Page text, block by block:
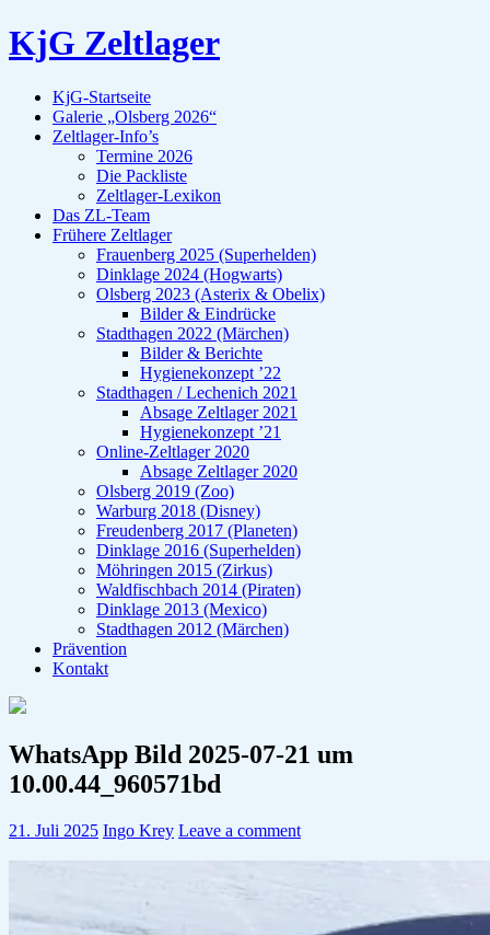
KjG Zeltlager
KjG-Startseite
Galerie „Olsberg 2026“
Zeltlager-Info’s
Termine 2026
Die Packliste
Zeltlager-Lexikon
Das ZL-Team
Frühere Zeltlager
Frauenberg 2025 (Superhelden)
Dinklage 2024 (Hogwarts)
Olsberg 2023 (Asterix & Obelix)
Bilder & Eindrücke
Stadthagen 2022 (Märchen)
Bilder & Berichte
Hygienekonzept ’22
Stadthagen / Lechenich 2021
Absage Zeltlager 2021
Hygienekonzept ’21
Online-Zeltlager 2020
Absage Zeltlager 2020
Olsberg 2019 (Zoo)
Warburg 2018 (Disney)
Freudenberg 2017 (Planeten)
Dinklage 2016 (Superhelden)
Möhringen 2015 (Zirkus)
Waldfischbach 2014 (Piraten)
Dinklage 2013 (Mexico)
Stadthagen 2012 (Märchen)
Prävention
Kontakt
WhatsApp Bild 2025-07-21 um
10.00.44_960571bd
21. Juli 2025 Ingo Krey Leave a comment